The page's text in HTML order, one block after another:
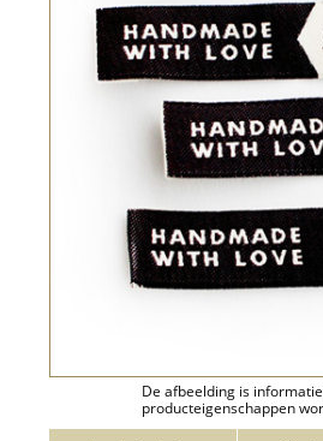
De afbeelding is
producteigenschappen